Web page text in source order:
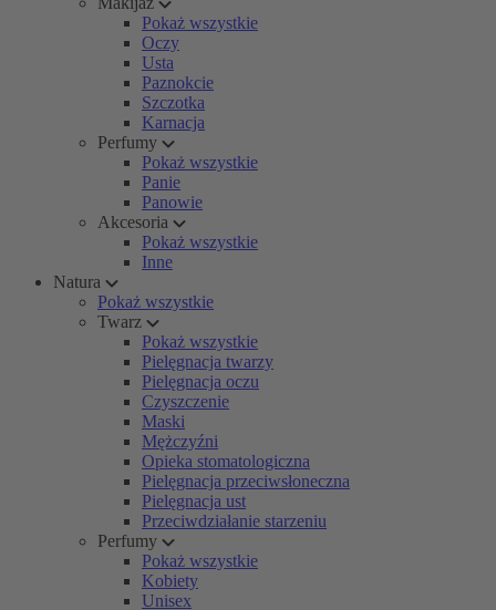
Pokaż wszystkie
Oczy
Usta
Paznokcie
Szczotka
Karnacja
Perfumy
Pokaż wszystkie
Panie
Panowie
Akcesoria
Pokaż wszystkie
Inne
Natura
Pokaż wszystkie
Twarz
Pokaż wszystkie
Pielęgnacja twarzy
Pielęgnacja oczu
Czyszczenie
Maski
Mężczyźni
Opieka stomatologiczna
Pielęgnacja przeciwsłoneczna
Pielęgnacja ust
Przeciwdziałanie starzeniu
Perfumy
Pokaż wszystkie
Kobiety
Unisex